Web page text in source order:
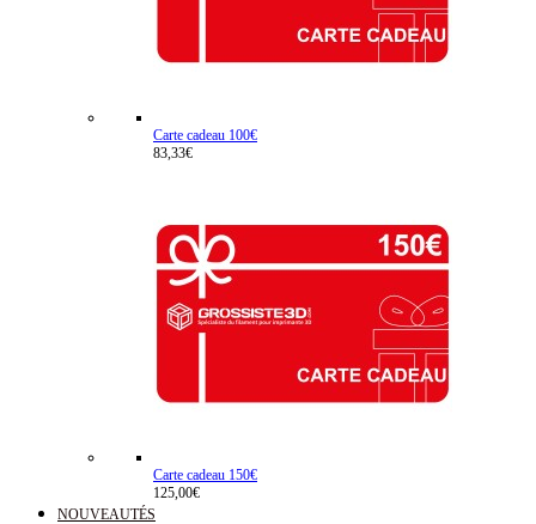
Carte cadeau 100€
83,33€
Carte cadeau 150€
125,00€
NOUVEAUTÉS